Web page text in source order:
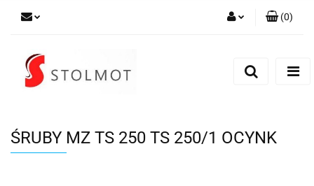
(0)
ŚRUBY MZ TS 250 TS 250/1 OCYNK